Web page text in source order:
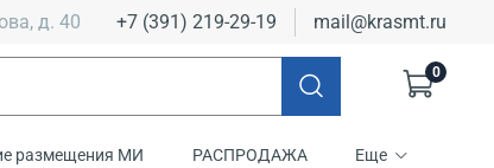
д. 40 +7 (391) 219-29-19 mail@krasmt.ru
0
размещения МИ РАСПРОДАЖА Еще